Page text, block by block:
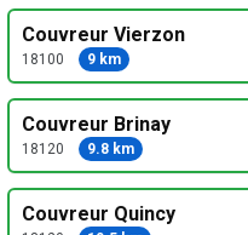
Couvreur Vierzon
18100 9 km
Couvreur Brinay
18120 9.8 km
Couvreur Quincy